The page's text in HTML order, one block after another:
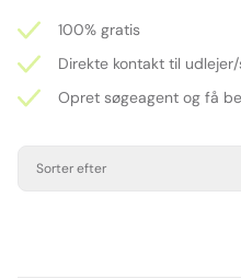
100% gratis
Direkte kontakt til
Opret søgeagent og få
Sorter efter